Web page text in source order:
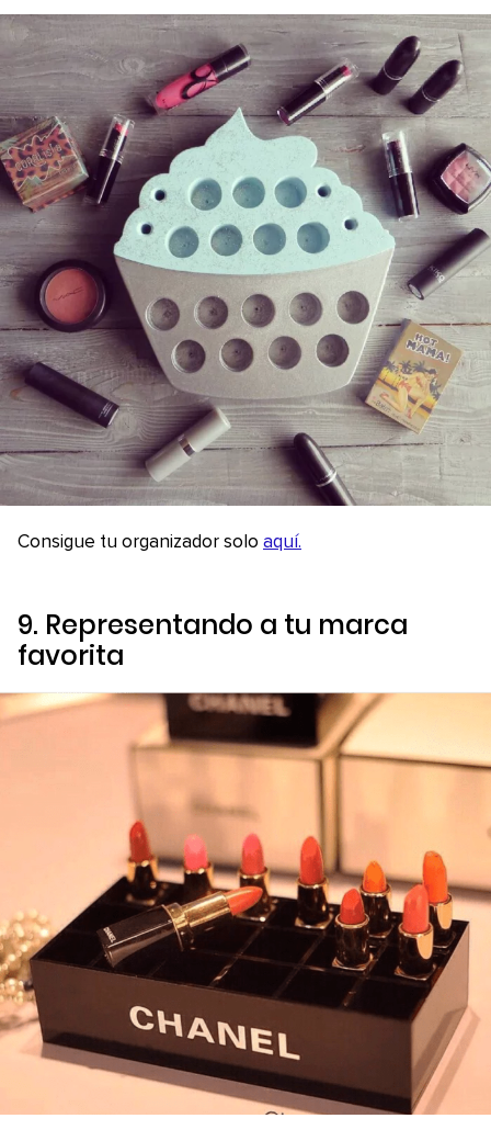
Consigue tu organizador solo aquí.
9. Representando a tu marca
favorita